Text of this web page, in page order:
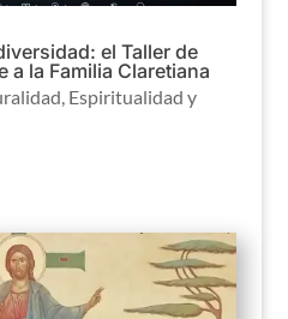
el Taller de
a la Familia Claretiana
, Espiritualidad y